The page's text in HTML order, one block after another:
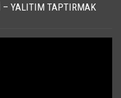
– YALITIM TAPTIRMAK